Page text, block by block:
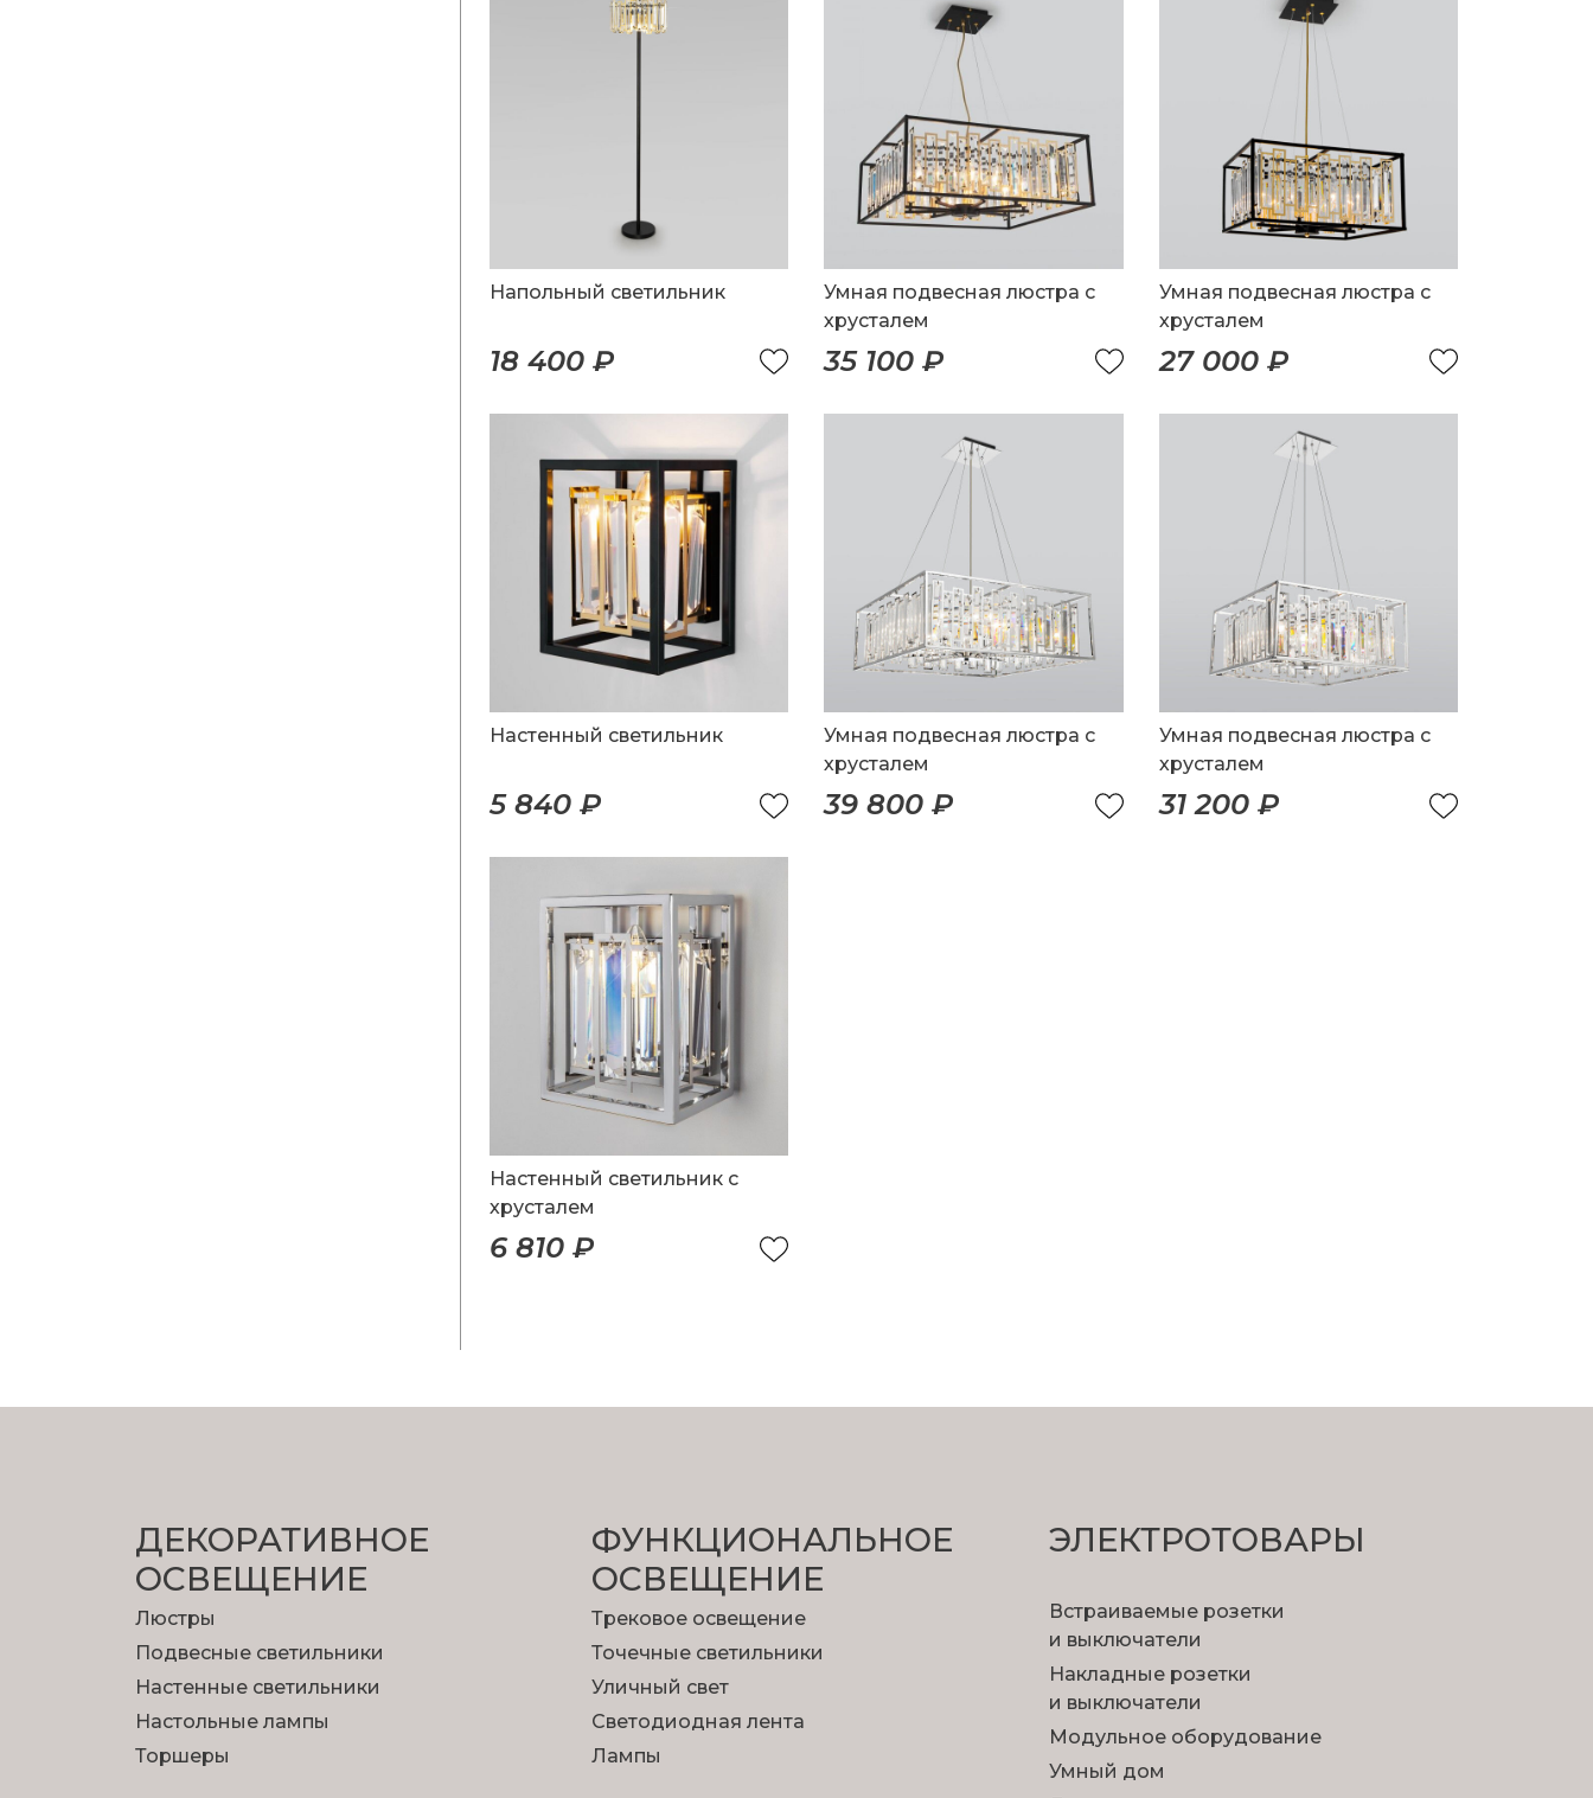
Напольный светильник
18 400 ₽
Умная подвесная люстра с
хрусталем
35 100 ₽
Умная подвесная люстра с
хрусталем
27 000 ₽
Настенный светильник
5 840 ₽
Умная подвесная люстра с
хрусталем
39 800 ₽
Умная подвесная люстра с
хрусталем
31 200 ₽
Настенный светильник с
хрусталем
6 810 ₽
ДЕКОРАТИВНОЕ
ОСВЕЩЕНИЕ
Люстры
Подвесные светильники
Настенные светильники
Настольные лампы
Торшеры
ФУНКЦИОНА­ЛЬНОЕ
ОСВЕЩЕНИЕ
Трековое освещение
Точечные светильники
Уличный свет
Светодиодная лента
Лампы
ЭЛЕКТРОТОВАРЫ
Встраиваемые розетки
и выключатели
Накладные розетки
и выключатели
Модульное оборудование
Умный дом